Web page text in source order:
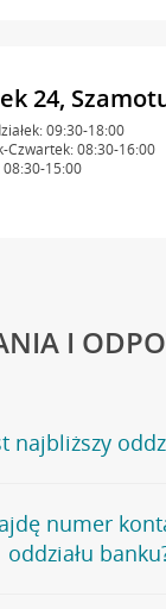
24,
09:30-18:00
Czwartek: 08:30-16:00
08:30-15:00
I
najbliższy
naszego
, na
numer
oddziału